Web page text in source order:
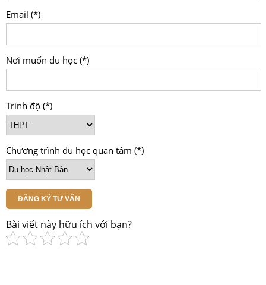
Email (*)
Nơi muốn du học (*)
Trình độ (*)
Chương trình du học quan tâm (*)
ĐĂNG KÝ TƯ VẤN
Bài viết này hữu ích với bạn?